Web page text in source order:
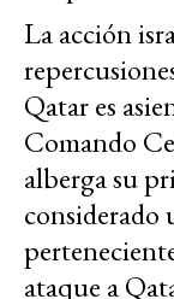
La acción
Qatar es
Comando
alberga su
considerado
ataque a